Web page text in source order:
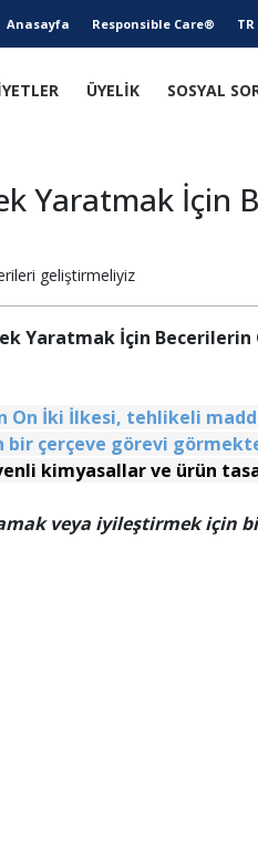
Anasayfa Responsible Care® TR
ÜYELİK SOSYAL
Yaratmak İçin
geliştirmeliyiz
Yaratmak İçin
On İki İlkesi, tehlikeli
bir çerçeve görevi
kimyasallar ve ürün
veya iyileştirmek için